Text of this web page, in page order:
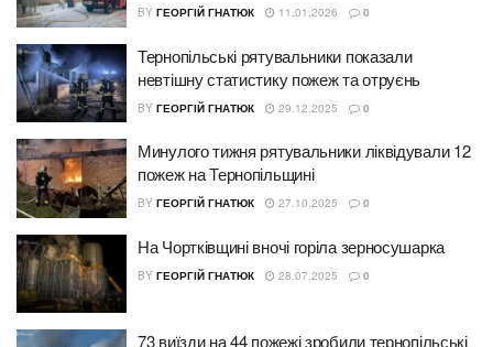
BY ГЕОРГІЙ ГНАТЮК 11.01.2026 0
Тернопільські рятувальники показали
невтішну статистику пожеж та отруєнь
BY ГЕОРГІЙ ГНАТЮК 29.12.2025 0
Минулого тижня рятувальники ліквідували 12
пожеж на Тернопільщині
BY ГЕОРГІЙ ГНАТЮК 27.10.2025 0
На Чортківщині вночі горіла зерносушарка
BY ГЕОРГІЙ ГНАТЮК 28.07.2025 0
73 виїзди на 44 пожежі зробили тернопільські